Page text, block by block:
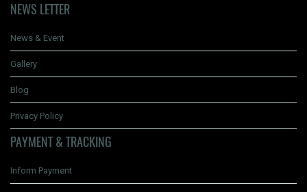
NEWS LETTER
News & Event
Gallery
Blog
Privacy Policy
PAYMENT & TRACKING
Inform Payment